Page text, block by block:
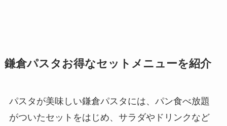
鎌倉パスタお得なセットメニューを紹介
パスタが美味しい鎌倉パスタには、パン食べ放題
がついたセットをはじめ、サラダやドリンクなど